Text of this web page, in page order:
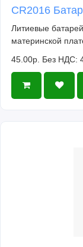
CR2016
Литиевые
материнской
45.00р. Без НДС: